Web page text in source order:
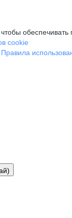
обеспечивать
cookie
Правила